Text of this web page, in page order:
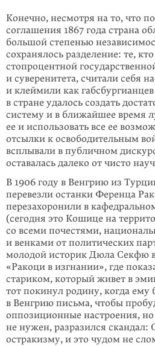
Конечно, несмотря на то, что
соглашения 1867 года страна
большой степенью
сохраня­лось разделение: те,
стопроцентной
и суверенитета, считали себя
и клеймили как габсбургианцев
в стране удалось создать
систему и в ближайшее время
ее и использовать все ее
отсылки к освободительным
всплывали в публичном
оставалась далеко от чисто
В 1906 году в Венгрию из
перевезли останки Ференца
перезахоронили в
(сегодня это Кошице на
со всеми почестями,
и венками от политических
молодой исто­рик Дюла Секфю
«Ракоци в изгнании», где
стариком, который живет в
тот покинул роди­ну, когда
в Венгрию письма, чтобы
оппозиционные настроения,
не нужен, разразился скан­дал:
остракизму, и это чудом не